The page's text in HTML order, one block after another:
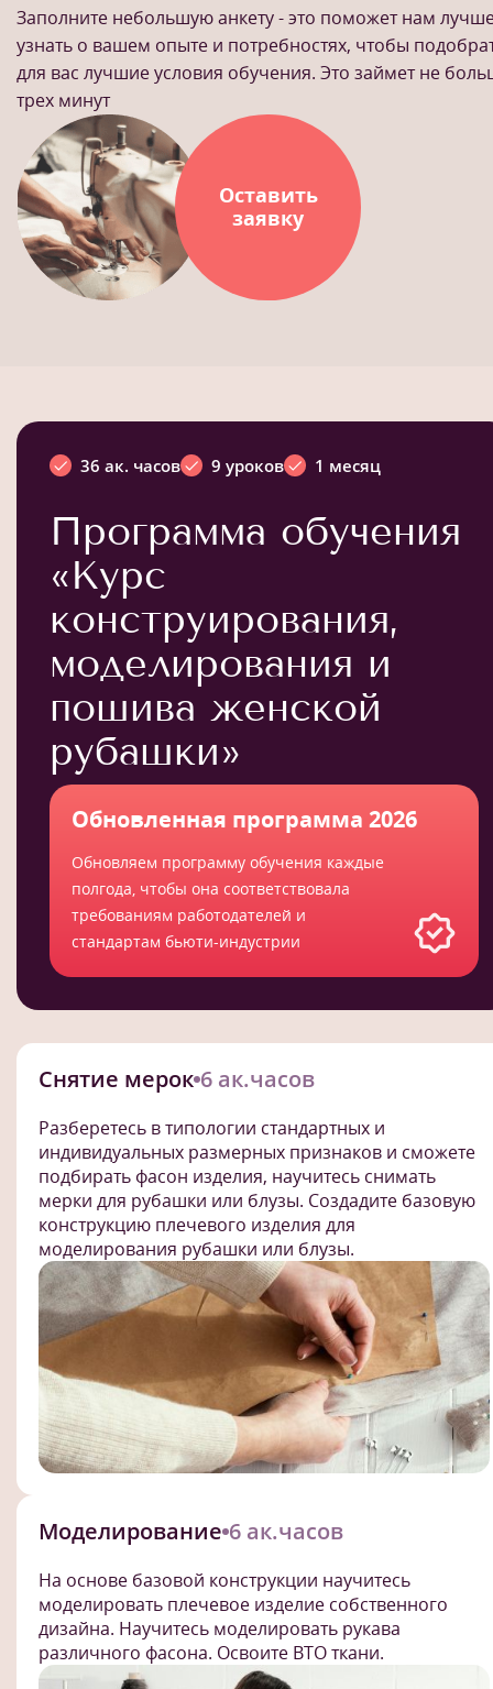
Заполните небольшую анкету - это поможет нам
узнать о вашем опыте и потребностях, чтобы
для вас лучшие условия обучения. Это займет не
трех минут
Оставить
заявку
36 ак. часов 9 уроков 1 месяц
Программа обучения
«Курс
конструирования,
моделирования и
пошива женской
рубашки»
Обновленная программа 2026
Обновляем программу обучения каждые
полгода, чтобы она соответствовала
требованиям работодателей и
стандартам бьюти-индустрии
Снятие мерок 6 ак.часов
Разберетесь в типологии стандартных и
индивидуальных размерных признаков и сможете
подбирать фасон изделия, научитесь снимать
мерки для рубашки или блузы. Создадите базовую
конструкцию плечевого изделия для
моделирования рубашки или блузы.
Моделирование 6 ак.часов
На основе базовой конструкции научитесь
моделировать плечевое изделие собственного
дизайна. Научитесь моделировать рукава
различного фасона. Освоите ВТО ткани.